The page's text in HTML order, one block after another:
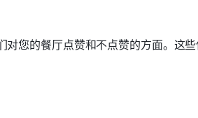
您的餐厅点赞和不点赞的方面。这